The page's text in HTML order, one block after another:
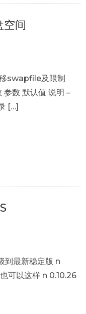
间
swapfile及限制
数 默认值 说明 –
[…]
最新稳定版 n
可以这样 n 0.10.26